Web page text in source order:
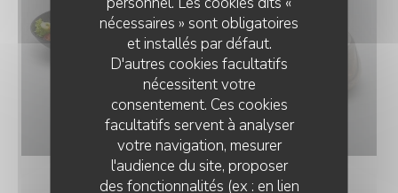
nécessaires » sont obligatoires
et installés par défaut.
D'autres cookies facultatifs
nécessitent votre
consentement. Ces cookies
facultatifs servent à analyser
votre navigation, mesurer
l'audience du site, proposer
des fonctionnalités (ex : en lien
Bressane
© Di Battista Massimiliano